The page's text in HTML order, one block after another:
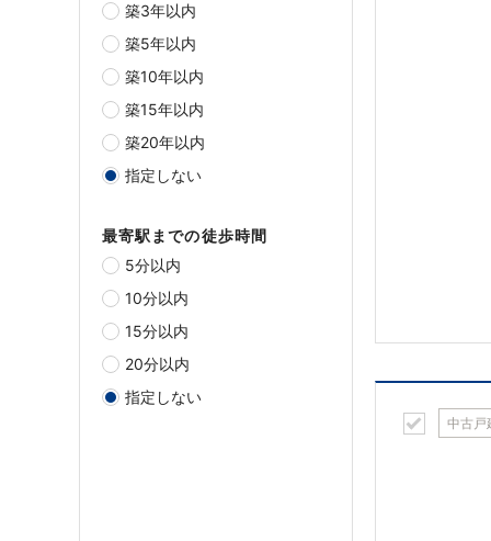
築3年以内
築5年以内
築10年以内
築15年以内
築20年以内
指定しない
最寄駅までの徒歩時間
5分以内
10分以内
15分以内
20分以内
指定しない
中古戸